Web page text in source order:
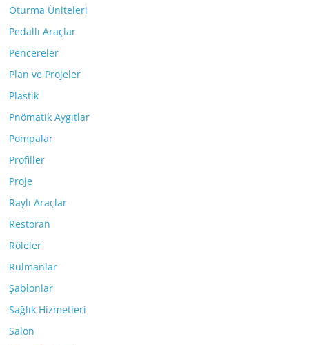
Oturma Üniteleri
Pedallı Araçlar
Pencereler
Plan ve Projeler
Plastik
Pnömatik Aygıtlar
Pompalar
Profiller
Proje
Raylı Araçlar
Restoran
Röleler
Rulmanlar
Şablonlar
Sağlık Hizmetleri
Salon